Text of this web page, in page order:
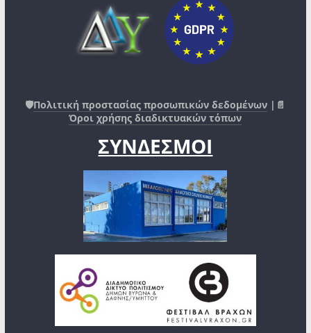
🛡️Πολιτική προστασίας προσωπικών δεδομένων |📄
Όροι χρήσης διαδικτυακών τόπων
ΣΥΝΔΕΣΜΟΙ